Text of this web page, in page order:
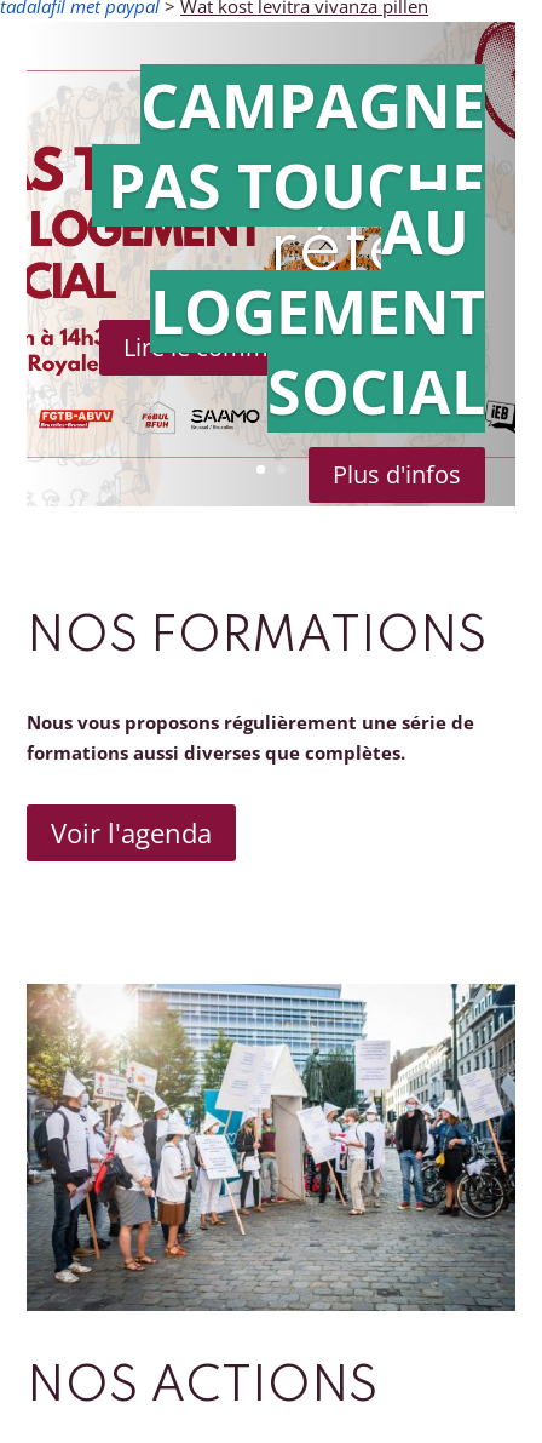
tadalafil met paypal > Wat kost levitra vivanza pillen
Action en
référé
Lire le communiqué de presse
CAMPAGNE
PAS TOUCHE
AU
LOGEMENT
SOCIAL
Plus d'infos
NOS FORMATIONS
Nous vous proposons régulièrement une série de
formations aussi diverses que complètes.
Voir l'agenda
NOS ACTIONS